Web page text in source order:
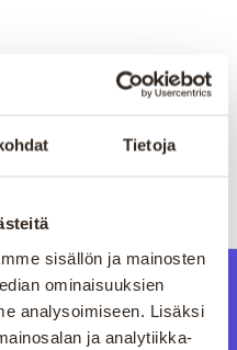
Tietoja
sisällön ja mainosten
ominaisuuksien
analysoimiseen. Lisäksi
ja analytiikka-